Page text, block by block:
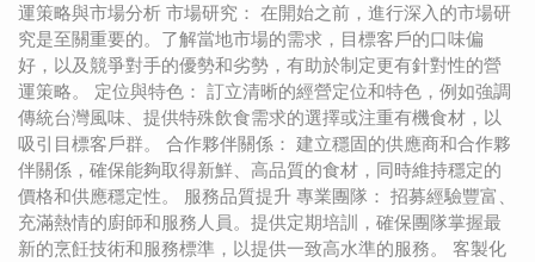
運策略與市場分析 市場研究： 在開始之前，進行深入的市場研
究是至關重要的。了解當地市場的需求，目標客戶的口味偏
好，以及競爭對手的優勢和劣勢，有助於制定更有針對性的營
運策略。 定位與特色： 訂立清晰的經營定位和特色，例如強調
傳統台灣風味、提供特殊飲食需求的選擇或注重有機食材，以
吸引目標客戶群。 合作夥伴關係： 建立穩固的供應商和合作夥
伴關係，確保能夠取得新鮮、高品質的食材，同時維持穩定的
價格和供應穩定性。 服務品質提升 專業團隊： 招募經驗豐富、
充滿熱情的廚師和服務人員。提供定期培訓，確保團隊掌握最
新的烹飪技術和服務標準，以提供一致高水準的服務。 客製化